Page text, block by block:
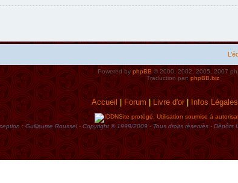
Powered byphpBB© 2000, 2002, 2005, 2007
Traduction par:phpBB.biz
Accueil|Forum|Livre d'or|Infos Lègales
Site protégé. Utilisation soumise à
: Guillaume Roussel - Copyright © 1999/2009 - Tous droits rèservès - Dèpôts